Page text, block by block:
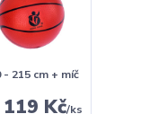
215 cm + míč
Kč/ks